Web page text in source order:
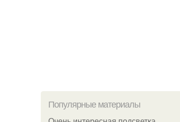
Популярные материалы